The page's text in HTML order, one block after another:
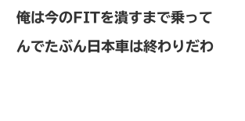
俺は今のFITを潰すまで乗って
んでたぶん日本車は終わりだわ